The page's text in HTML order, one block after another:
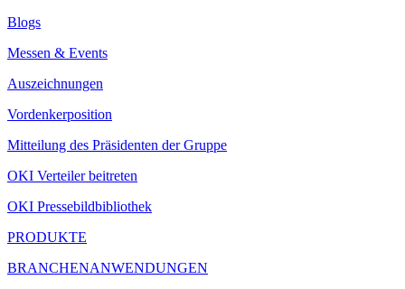
Blogs
Messen & Events
Auszeichnungen
Vordenkerposition
Mitteilung des Präsidenten der Gruppe
OKI Verteiler beitreten
OKI Pressebildbibliothek
PRODUKTE
BRANCHENANWENDUNGEN